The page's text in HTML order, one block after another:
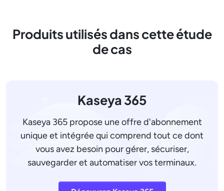
Produits utilisés dans cette étude
de cas
Kaseya 365
Kaseya 365 propose une offre d'abonnement
unique et intégrée qui comprend tout ce dont
vous avez besoin pour gérer, sécuriser,
sauvegarder et automatiser vos terminaux.